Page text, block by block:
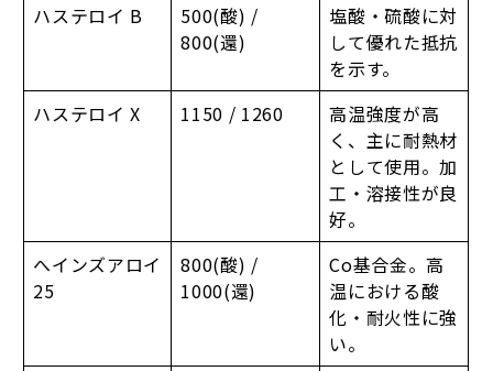
ハステロイ B
500(酸) /
800(還)
塩酸・硫酸に対
して優れた抵抗
を示す。
ハステロイ X
1150 / 1260
高温強度が高
く、主に耐熱材
として使用。加
工・溶接性が良
好。
へインズアロイ
25
800(酸) /
1000(還)
Co基合金。高
温における酸
化・耐火性に強
い。